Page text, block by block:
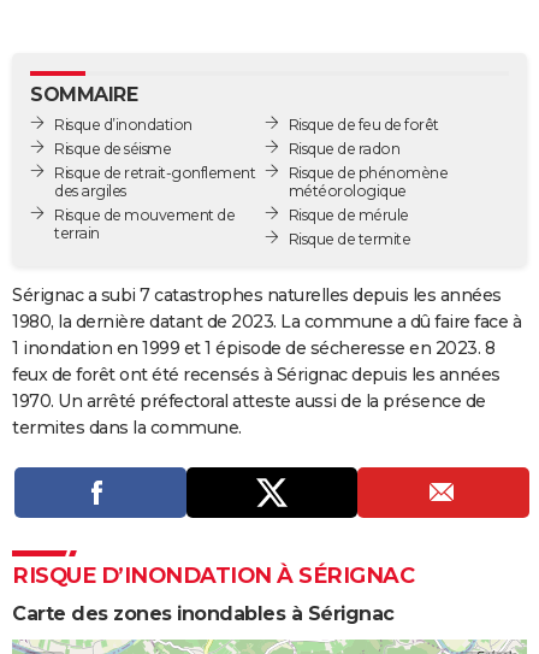
GUIDES D'ACHAT
BONS PLANS
CARTE DE VOEUX
Carte de Noël
Carte Bonne année
Carte Saint-Valentin
Carte Pâques
Carte d'anniversaire
DICTIONNAIRE
COPAINS D'AVANT
S'inscrire
Se connecter
Lycées
Collèges
Primaires
Universités
Entreprises
Service militaire
Avis de recherche
AVIS DE DÉCÈS
FORUM
SOMMAIRE
Risque d’inondation
Risque de séisme
Risque de retrait-gonflement
des argiles
Risque de mouvement de
terrain
Risque de feu de forêt
Risque de radon
Risque de phénomène
météorologique
Risque de mérule
Risque de termite
Sérignac a subi 7 catastrophes naturelles depuis les années
1980, la dernière datant de 2023. La commune a dû faire face à
1 inondation en 1999 et 1 épisode de sécheresse en 2023. 8
feux de forêt ont été recensés à Sérignac depuis les années
1970. Un arrêté préfectoral atteste aussi de la présence de
termites dans la commune.
RISQUE D’INONDATION À SÉRIGNAC
Carte des zones inondables à Sérignac